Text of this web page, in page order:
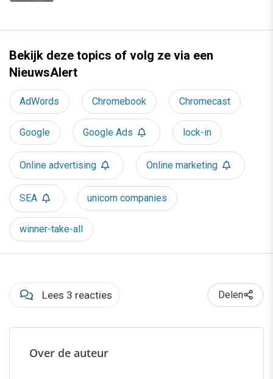
Bekijk deze topics of volg ze via een
NieuwsAlert
AdWords Chromebook Chromecast
Google Google Ads lock-in
Online advertising Online marketing
SEA unicorn companies
winner-take-all
Lees 3 reacties Delen
Over de auteur